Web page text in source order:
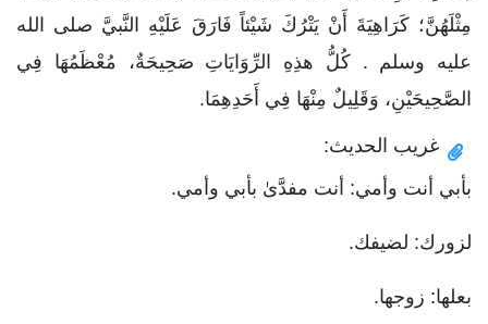
مِثْلَهُنَّ؛ كَرَاهِيَةَ أَنْ يَتْرُكَ شَيْئاً فَارَقَ عَلَيْهِ النَّبيَّ صلى الله
عليه وسلم . كُلُّ هذِهِ الرِّوَايَاتِ صَحِيحَةٌ، مُعْظَمُهَا فِي
الصَّحِيحَيْنِ، وَقَلِيلٌ مِنْهَا فِي أَحَدِهِمَا.
غريب الحديث:
بأبي أنت وأمي: أنت مفدَّىٰ بأبي وأمي.
لزورك: لضيفك.
بعلها: زوجها.